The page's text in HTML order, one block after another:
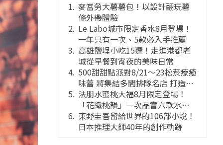
麥當勞大薯薯包！以設計翻玩薯
條外帶體驗
Le Labo城市限定香水8月登場！
一年只有一次、5款必入手推薦
高雄鹽埕小吃15選！走進港都老
城從早餐到宵夜的美味日常
500甜甜點派對8/21～23松菸療癒
味蕾 將集結多間排隊名店 打造靈
感創意的舞台
法朋水蜜桃大福8月限定登場！
「花織桃韻」一次品嘗六款水蜜
桃花果大福
東野圭吾留給世界的106部小說！
日本推理大師40年的創作軌跡